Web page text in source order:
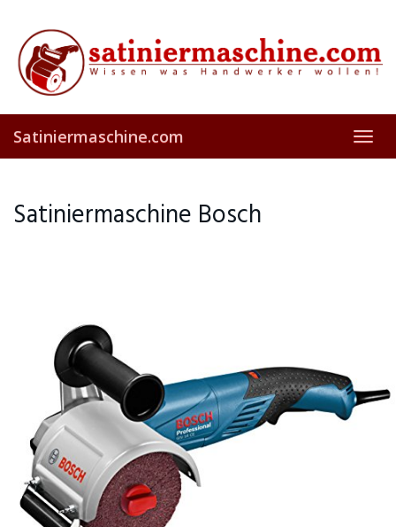
main
content
Satiniermaschine.com
Satiniermaschine Bosch